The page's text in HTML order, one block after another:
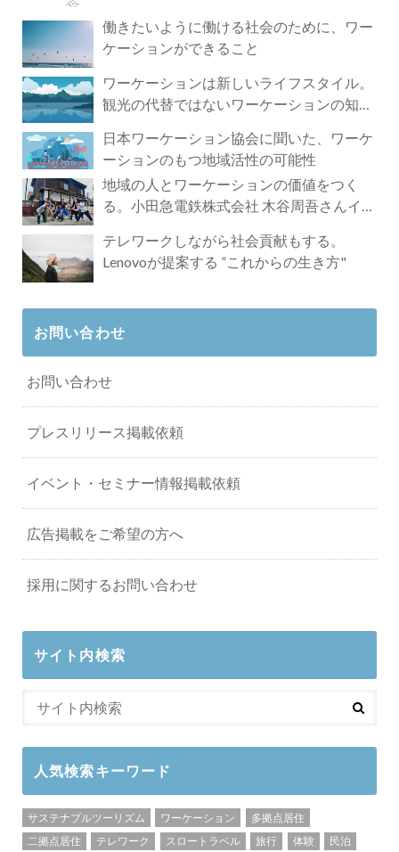
働きたいように働ける社会のために、ワー
ケーションができること
ワーケーションは新しいライフスタイル。
観光の代替ではないワーケーションの知ら
日本ワーケーション協会に聞いた、ワーケ
ーションのもつ地域活性の可能性
地域の人とワーケーションの価値をつく
る。小田急電鉄株式会社 木谷周吾さんイン
テレワークしながら社会貢献もする。
Lenovoが提案する ”これからの生き方"
お問い合わせ
お問い合わせ
プレスリリース掲載依頼
イベント・セミナー情報掲載依頼
広告掲載をご希望の方へ
採用に関するお問い合わせ
サイト内検索
人気検索キーワード
サステナブルツーリズム ワーケーション
多拠点居住
二拠点居住
テレワーク スロートラベル 旅行 体験 民泊